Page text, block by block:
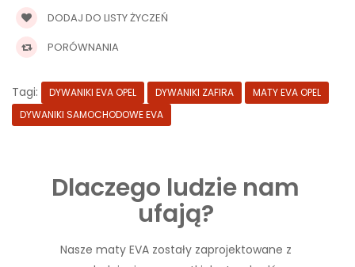
DODAJ DO LISTY ŻYCZEŃ
PORÓWNANIA
Tagi: DYWANIKI EVA OPEL DYWANIKI ZAFIRA
MATY EVA OPEL
DYWANIKI SAMOCHODOWE EVA
Dlaczego ludzie nam
ufają?
Nasze maty EVA zostały zaprojektowane z